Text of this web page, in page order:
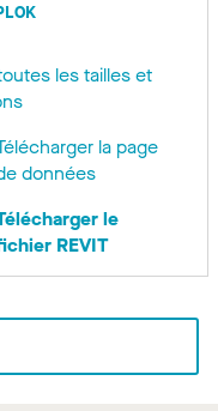
les tailles et
la page
données
le
REVIT